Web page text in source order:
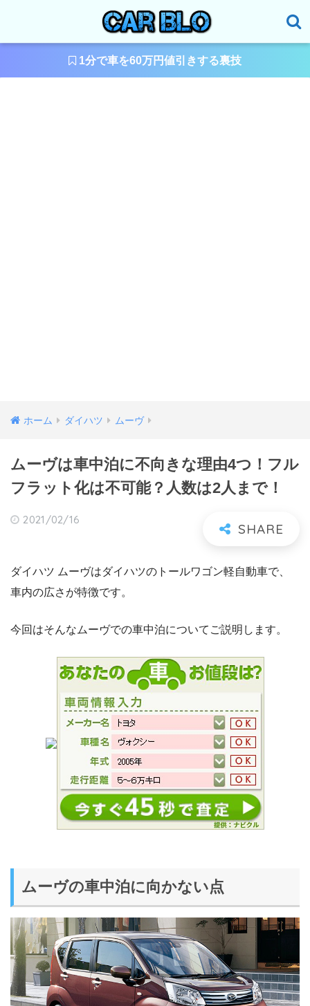
1分で車を60万円値引きする裏技
ホーム ダイハツ ムーヴ
ムーヴは車中泊に不向きな理由4つ！フル
フラット化は不可能？人数は2人まで！
2021/02/16
ダイハツ ムーヴはダイハツのトールワゴン軽自動車で、
車内の広さが特徴です。
今回はそんなムーヴでの車中泊についてご説明します。
ムーヴの車中泊に向かない点